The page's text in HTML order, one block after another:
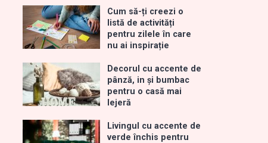
Cum să-ți creezi o
listă de activități
pentru zilele în care
nu ai inspirație
Decorul cu accente de
pânză, in și bumbac
pentru o casă mai
lejeră
Livingul cu accente de
verde închis pentru